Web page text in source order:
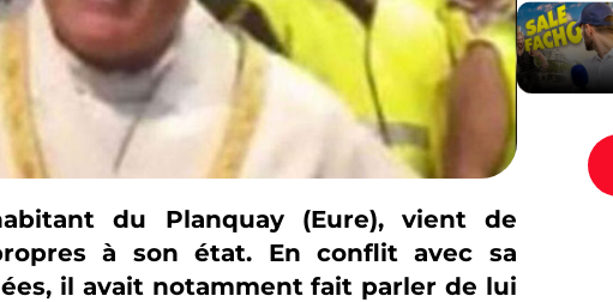
du Planquay (Eure), vient de
à son état. En conflit avec sa
il avait notamment fait parler de lui